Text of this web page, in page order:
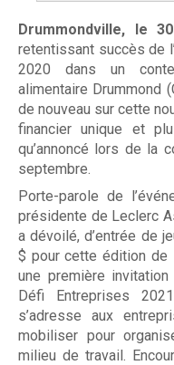
e
D
r
u
m
m
o
n
d
Notre équipe
Rapports
Donner
Associés à la
Entreprises
Individus
Drummondville, le
retentissant succès de
2020 dans un
alimentaire Drummond
de nouveau sur cette
financier unique et
qu’annoncé lors de la
septembre.
Porte-parole de
présidente de Leclerc
a dévoilé, d’entrée de
$ pour cette édition de
une première
Défi Entreprises
s’adresse aux
mobiliser pour
milieu de travail.